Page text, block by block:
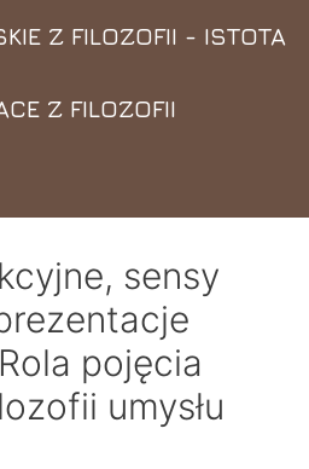
Z FILOZOFII - ISTOTA
Z FILOZOFII
sensy
pojęcia
umysłu